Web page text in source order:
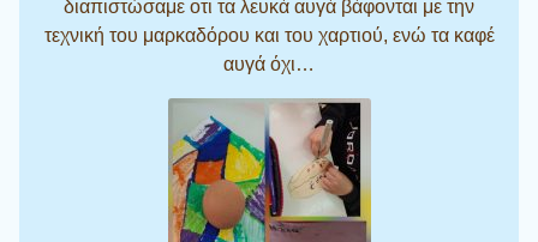
διαπιστώσαμε οτι τα λευκά αυγά βάφονται με την
τεχνική του μαρκαδόρου και του χαρτιού, ενώ τα καφέ
αυγά όχι…